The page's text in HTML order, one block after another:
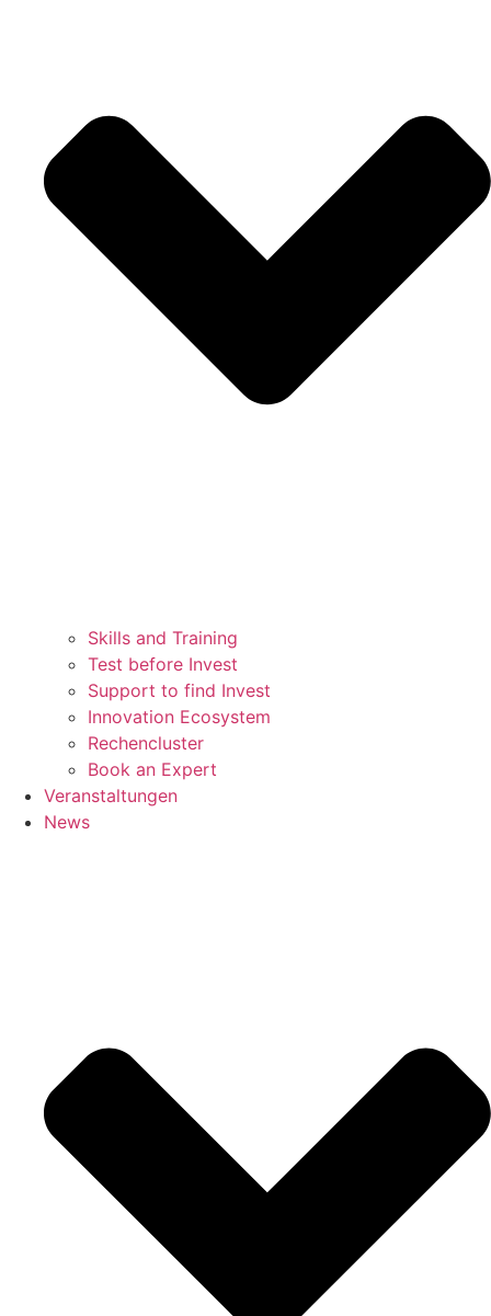
Skills and Training
Test before Invest
Support to find Invest
Innovation Ecosystem
Rechencluster​
Book an Expert
Veranstaltungen
News